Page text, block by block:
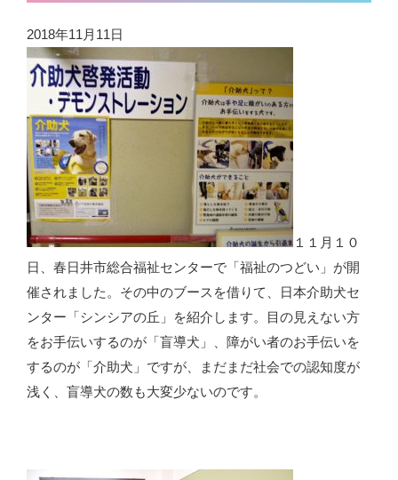
2018年11月11日
１１月１０
日、春日井市総合福祉センターで「福祉のつどい」が開
催されました。その中のブースを借りて、日本介助犬セ
ンター「シンシアの丘」を紹介します。目の見えない方
をお手伝いするのが「盲導犬」、障がい者のお手伝いを
するのが「介助犬」ですが、まだまだ社会での認知度が
浅く、盲導犬の数も大変少ないのです。